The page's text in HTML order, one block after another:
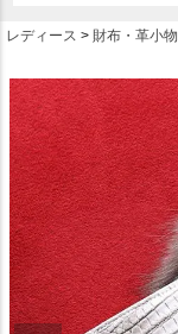
レディース 財布・革小物